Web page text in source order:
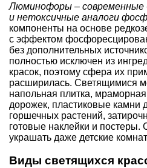
Люминофоры – современные
и нетоксичные аналоги
компоненты на основе
с эффектом
без дополнительных
полностью исключен из
красок, поэтому сфера их
расширилась. Светящимися
напольная плитка,
дорожек, пластиковые камни
горшечных растений,
готовые наклейки и
украшать даже детские
Виды светящихся